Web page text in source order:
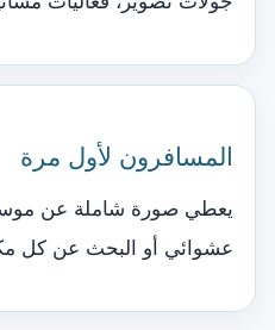
المسافرون لأول مرة
يعطي صورة شاملة عن
عشوائي أو البحث عن كل